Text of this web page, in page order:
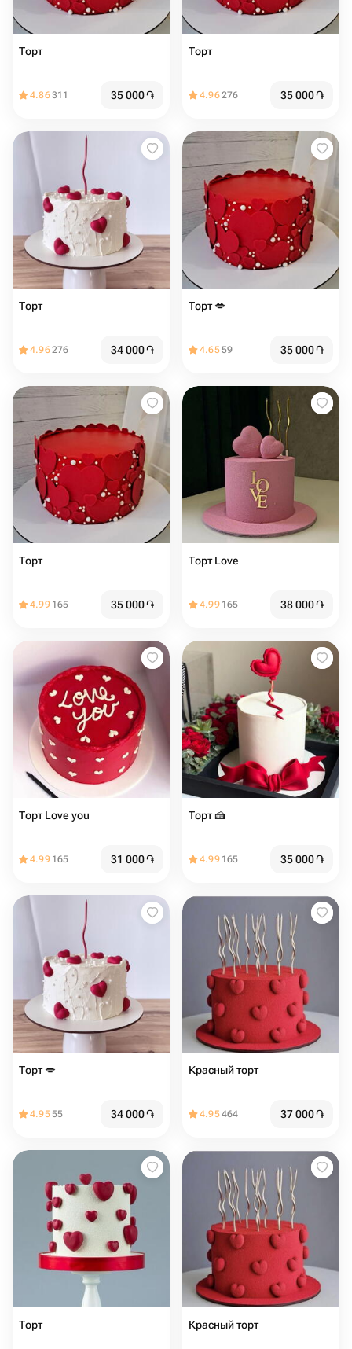
Торт ️️️️️
4.86311 35 000֏
Торт ️️️️
4.96276 35 000֏
Торт ️️
4.96276 34 000֏
Торт ️️️💋
4.6559 35 000֏
Торт ️️️
4.99 165 35 000֏
Торт Love ️️
4.99 165 38 000֏
Торт Love you
4.99 165 31 000֏
Торт 🍰
4.99 165 35 000֏
Торт ️💋
4.9555 34 000֏
Красный торт
4.95464 37 000֏
Торт ️️ Красный торт